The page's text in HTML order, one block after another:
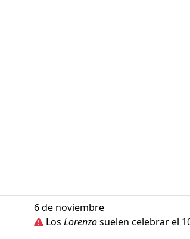
6 de noviembre
Los Lorenzosuelen celebrar el